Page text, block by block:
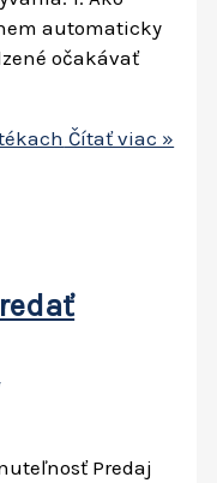
automaticky
očakávať
Čítať viac »
Predaj